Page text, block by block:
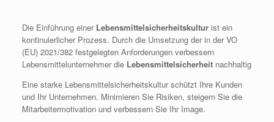
Die Einführung einer Lebensmittelsicherheitskultur ist ein
kontinuierlicher Prozess. Durch die Umsetzung der in der VO
(EU) 2021/382 festgelegten Anforderungen verbessern
Lebensmittelunternehmer die Lebensmittelsicherheit nachhaltig
Eine starke Lebensmittelsicherheitskultur schützt Ihre Kunden
und Ihr Unternehmen. Minimieren Sie Risiken, steigern Sie die
Mitarbeitermotivation und verbessern Sie Ihr Image.